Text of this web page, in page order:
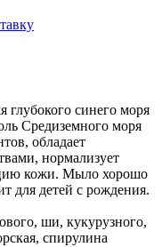
глубокого синего моря
Средиземного моря
обладает
нормализует
кожи. Мыло хорошо
для детей с рождения.
ши, кукурузного,
спирулина